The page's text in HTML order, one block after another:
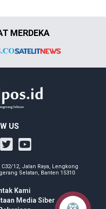
MERDEKA
US
12, Jalan Raya, Lengkong
Selatan, Banten 15310
Kami
Media Siber